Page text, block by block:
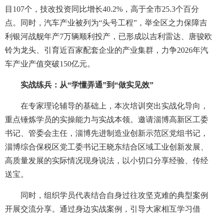
目107个，技改投资同比增长40.2%，高于全市25.3个百分
点。同时，汽车产业被列为“头号工程”，举全区之力保障吉
利银河战舰年产7万辆顺利投产，已形成以吉利雷达、唐骏欧
铃为龙头、引育近百家配套企业的产业集群，力争2026年汽
车产业产值突破150亿元。
实战练兵：从“学懂弄通”到“做实见效”
在专家理论辅导的基础上，本次培训突出实战化导向，
重点锤炼学员的实操能力与实战本领。邀请淄博高新区工委
书记、管委会主任，淄博先进制造业创新示范区党组书记，
淄博综合保税区党工委书记王晓东结合区域工业创新发展、
高质量发展的实际情况现身说法，以小切口分享经验、传经
送宝。
同时，组织学员代表结合自身过往攻坚克难的典型案例
开展交流分享。通过身边实战案例，引导大家相互学习借